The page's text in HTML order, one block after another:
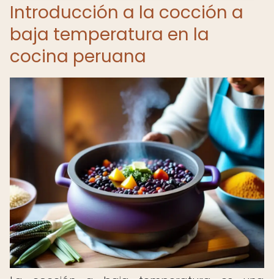
Introducción a la cocción a
baja temperatura en la
cocina peruana